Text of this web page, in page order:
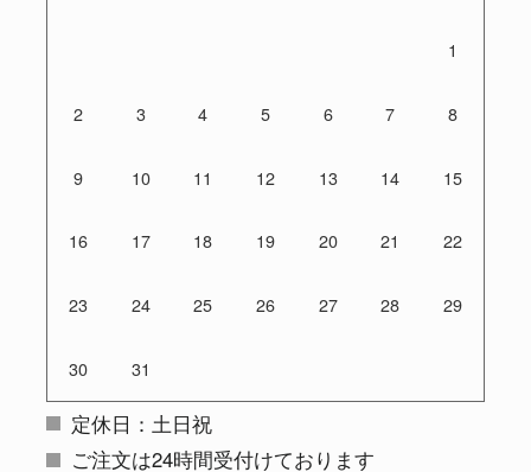
1
2 3 4 5 6 7 8
9 10 11 12 13 14 15
16 17 18 19 20 21 22
23 24 25 26 27 28 29
30 31
定休日：土日祝
ご注文は24時間受付けております